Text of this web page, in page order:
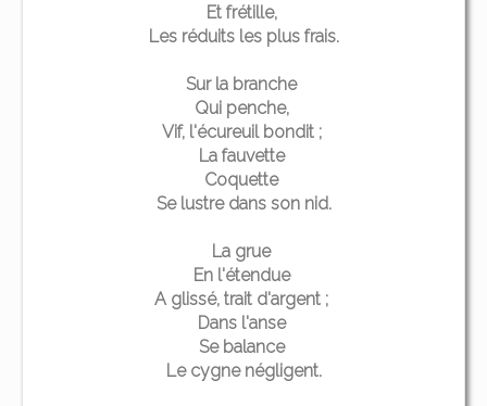
Et frétille,
Les réduits les plus frais.
Sur la branche
Qui penche,
Vif, l'écureuil bondit ;
La fauvette
Coquette
Se lustre dans son nid.
La grue
En l'étendue
A glissé, trait d'argent ;
Dans l'anse
Se balance
Le cygne négligent.